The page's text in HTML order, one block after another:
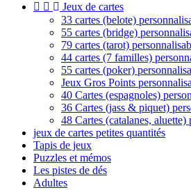
 
Jeux de cartes
33 cartes (belote)
55 cartes (bridge)
79 cartes (tarot)
44 cartes (7 familles)
55 cartes (poker)
Jeux Gros Points
40 Cartes (espagnoles)
36 Cartes (jass & piquet)
48 Cartes (catalanes, aluette)
jeux de cartes petites quantités
Tapis de jeux
Puzzles et mémos
Les pistes de dés
Adultes